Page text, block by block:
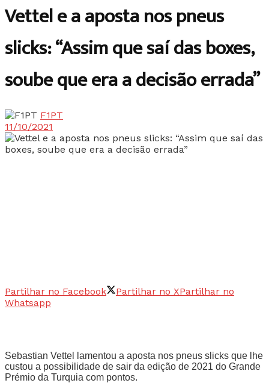
Vettel e a aposta nos pneus
slicks: “Assim que saí das boxes,
soube que era a decisão errada”
F1PT
11/10/2021
Partilhar no Facebook Partilhar no XPartilhar no
Whatsapp
Sebastian Vettel lamentou a aposta nos pneus slicks que lhe
custou a possibilidade de sair da edição de 2021 do Grande
Prémio da Turquia com pontos.